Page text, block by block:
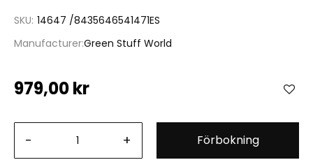
SKU 14647 /8435646541471ES
ManufacturerGreen Stuff World
979,00 kr
- + Förbokning
bildgalleriet